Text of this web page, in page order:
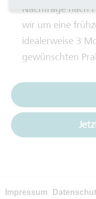
Nachfrage nach
wir um eine
idealerweise 3
gewünschten
Impressum